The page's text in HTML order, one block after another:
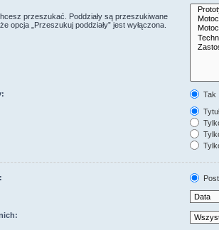
przeszukać. Poddziały są przeszukiwane
opcja „Przeszukuj poddziały” jest wyłączona.
Tak